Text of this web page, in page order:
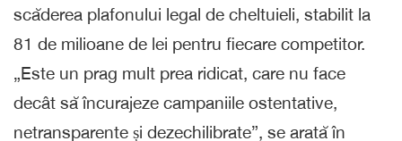
scăderea plafonului legal de cheltuieli, stabilit la
81 de milioane de lei pentru fiecare competitor.
„Este un prag mult prea ridicat, care nu face
decât să încurajeze campaniile ostentative,
netransparente și dezechilibrate”, se arată în